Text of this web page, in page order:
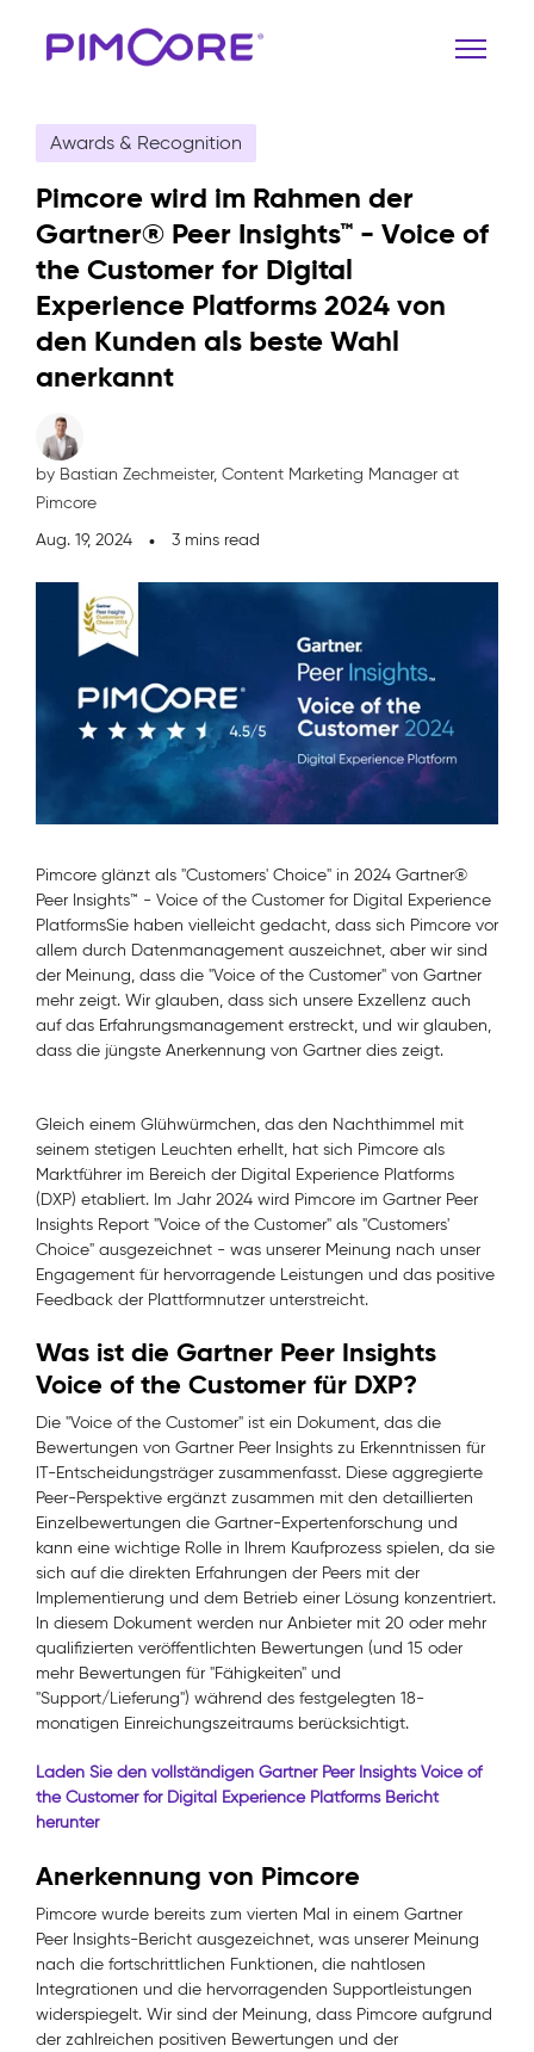
Awards & Recognition
Pimcore wird im Rahmen der
Gartner® Peer Insights™ - Voice of
the Customer for Digital
Experience Platforms 2024 von
den Kunden als beste Wahl
anerkannt
by Bastian Zechmeister, Content Marketing Manager at
Pimcore
Aug. 19, 2024
3 mins read
Pimcore glänzt als "Customers' Choice" in 2024 Gartner®
Peer Insights™ - Voice of the Customer for Digital Experience
PlatformsSie haben vielleicht gedacht, dass sich Pimcore vor
allem durch Datenmanagement auszeichnet, aber wir sind
der Meinung, dass die "Voice of the Customer" von Gartner
mehr zeigt. Wir glauben, dass sich unsere Exzellenz auch
auf das Erfahrungsmanagement erstreckt, und wir glauben,
dass die jüngste Anerkennung von Gartner dies zeigt.
Gleich einem Glühwürmchen, das den Nachthimmel mit
seinem stetigen Leuchten erhellt, hat sich Pimcore als
Marktführer im Bereich der Digital Experience Platforms
(DXP) etabliert. Im Jahr 2024 wird Pimcore im Gartner Peer
Insights Report "Voice of the Customer" als "Customers'
Choice" ausgezeichnet - was unserer Meinung nach unser
Engagement für hervorragende Leistungen und das positive
Feedback der Plattformnutzer unterstreicht.
Was ist die Gartner Peer Insights
Voice of the Customer für DXP?
Die "Voice of the Customer" ist ein Dokument, das die
Bewertungen von Gartner Peer Insights zu Erkenntnissen für
IT-Entscheidungsträger zusammenfasst. Diese aggregierte
Peer-Perspektive ergänzt zusammen mit den detaillierten
Einzelbewertungen die Gartner-Expertenforschung und
kann eine wichtige Rolle in Ihrem Kaufprozess spielen, da sie
sich auf die direkten Erfahrungen der Peers mit der
Implementierung und dem Betrieb einer Lösung konzentriert.
In diesem Dokument werden nur Anbieter mit 20 oder mehr
qualifizierten veröffentlichten Bewertungen (und 15 oder
mehr Bewertungen für "Fähigkeiten" und
"Support/Lieferung") während des festgelegten 18-
monatigen Einreichungszeitraums berücksichtigt.
Laden Sie den vollständigen Gartner Peer Insights Voice of
the Customer for Digital Experience Platforms Bericht
herunter
Anerkennung von Pimcore
Pimcore wurde bereits zum vierten Mal in einem Gartner
Peer Insights-Bericht ausgezeichnet, was unserer Meinung
nach die fortschrittlichen Funktionen, die nahtlosen
Integrationen und die hervorragenden Supportleistungen
widerspiegelt. Wir sind der Meinung, dass Pimcore aufgrund
der zahlreichen positiven Bewertungen und der